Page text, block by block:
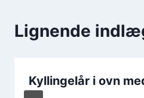
Lignende
Kyllingelår i ovn